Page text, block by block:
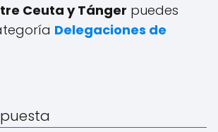
Ceuta y Tánger puedes
Delegaciones de